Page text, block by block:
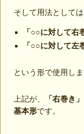
そして用法として
「○○に対して右
「○○に対して左
という形で使用しま
上記が、
「右巻き
基本形です。